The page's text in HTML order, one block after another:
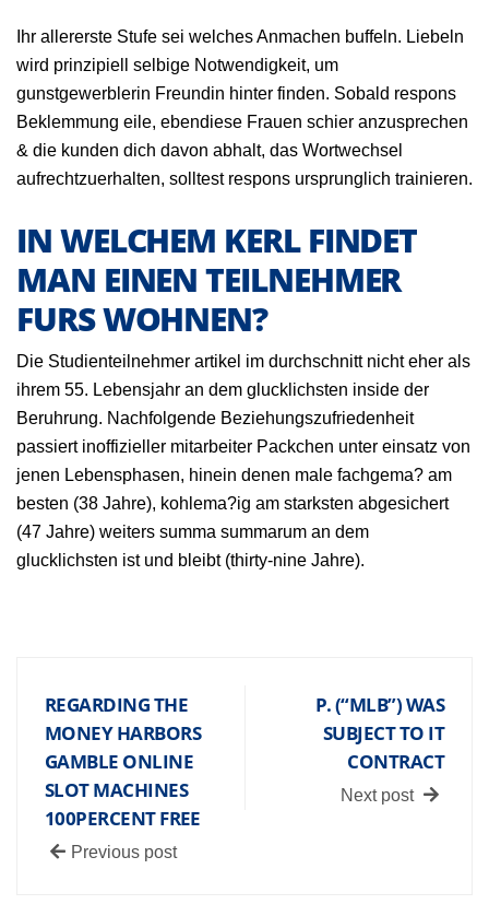
Ihr allererste Stufe sei welches Anmachen buffeln. Liebeln
wird prinzipiell selbige Notwendigkeit, um
gunstgewerblerin Freundin hinter finden. Sobald respons
Beklemmung eile, ebendiese Frauen schier anzusprechen
& die kunden dich davon abhalt, das Wortwechsel
aufrechtzuerhalten, solltest respons ursprunglich trainieren.
IN WELCHEM KERL FINDET
MAN EINEN TEILNEHMER
FURS WOHNEN?
Die Studienteilnehmer artikel im durchschnitt nicht eher als
ihrem 55. Lebensjahr an dem glucklichsten inside der
Beruhrung. Nachfolgende Beziehungszufriedenheit
passiert inoffizieller mitarbeiter Packchen unter einsatz von
jenen Lebensphasen, hinein denen male fachgema? am
besten (38 Jahre), kohlema?ig am starksten abgesichert
(47 Jahre) weiters summa summarum an dem
glucklichsten ist und bleibt (thirty-nine Jahre).
REGARDING THE
MONEY HARBORS
GAMBLE ONLINE
SLOT MACHINES
100PERCENT FREE
Previous post
P. (“MLB”) WAS
SUBJECT TO IT
CONTRACT
Next post